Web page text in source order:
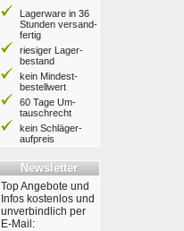
Lagerware in 36
Stunden ver­sand­
fertig
riesiger Lager­
bestand
kein Mindest­
bestell­wert
60 Tage Um­
tausch­recht
kein Schläger­
aufpreis
Newsletter
Top Angebote und
Infos kostenlos und
unverbindlich per
E-Mail: